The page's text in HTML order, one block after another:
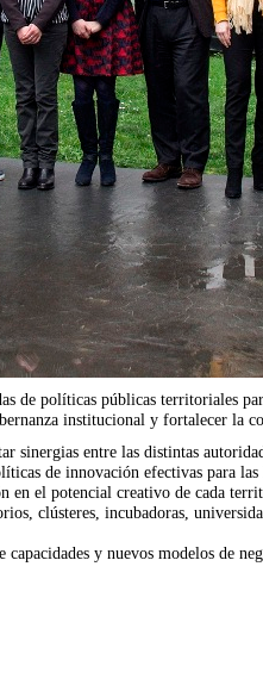
de políticas públicas territoriales
institucional y fortalecer la
entre las distintas
de innovación efectivas para las
el potencial creativo de cada
clústeres, incubadoras,
y nuevos modelos de